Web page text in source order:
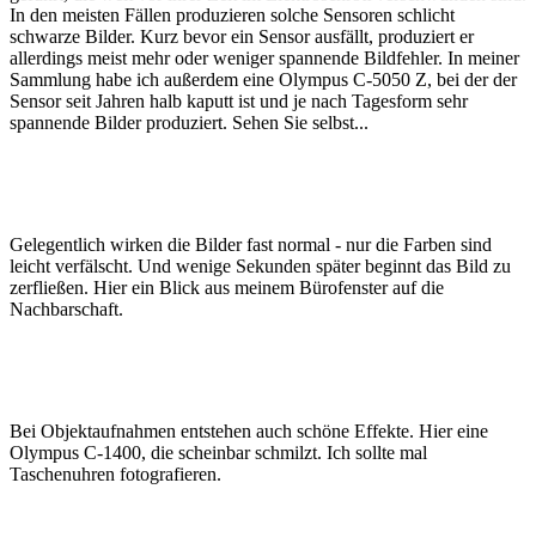
In den meisten Fällen produzieren solche Sensoren schlicht
schwarze Bilder. Kurz bevor ein Sensor ausfällt, produziert er
allerdings meist mehr oder weniger spannende Bildfehler. In meiner
Sammlung habe ich außerdem eine Olympus C-5050 Z, bei der der
Sensor seit Jahren halb kaputt ist und je nach Tagesform sehr
spannende Bilder produziert. Sehen Sie selbst...
Gelegentlich wirken die Bilder fast normal - nur die Farben sind
leicht verfälscht. Und wenige Sekunden später beginnt das Bild zu
zerfließen. Hier ein Blick aus meinem Bürofenster auf die
Nachbarschaft.
Bei Objektaufnahmen entstehen auch schöne Effekte. Hier eine
Olympus C-1400, die scheinbar schmilzt. Ich sollte mal
Taschenuhren fotografieren.